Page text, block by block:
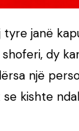
tyre janë
dy
një
kishte